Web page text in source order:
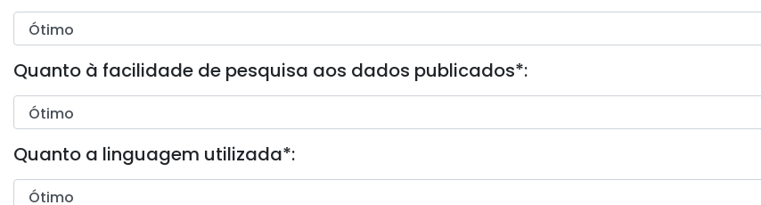
Quanto à facilidade de pesquisa aos dados publicados*:
Quanto a linguagem utilizada*: